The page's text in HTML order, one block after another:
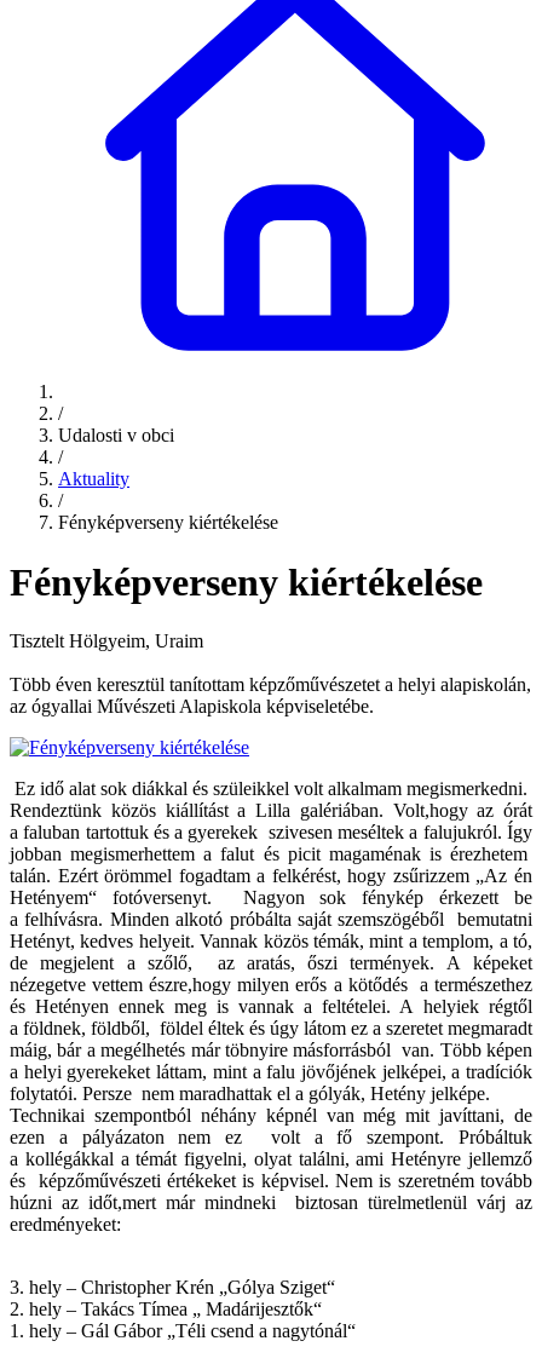
/
Udalosti v obci
/
Aktuality
/
Fényképverseny kiértékelése
Fényképverseny kiértékelése
Tisztelt Hölgyeim, Uraim
Több éven keresztül tanítottam képzőművészetet a helyi alapiskolán,
az ógyallai Művészeti Alapiskola képviseletébe.
Ez idő alat sok diákkal és szüleikkel volt alkalmam megismerkedni.
Rendeztünk közös kiállítást a Lilla galériában. Volt,hogy az órát
a faluban tartottuk és a gyerekek szivesen meséltek a falujukról. Így
jobban megismerhettem a falut és picit magaménak is érezhetem
talán. Ezért örömmel fogadtam a felkérést, hogy zsűrizzem „Az én
Hetényem“ fotóversenyt. Nagyon sok fénykép érkezett be
a felhívásra. Minden alkotó próbálta saját szemszögéből bemutatni
Hetényt, kedves helyeit. Vannak közös témák, mint a templom, a tó,
de megjelent a szőlő, az aratás, őszi termények. A képeket
nézegetve vettem észre,hogy milyen erős a kötődés a természethez
és Hetényen ennek meg is vannak a feltételei. A helyiek régtől
a földnek, földből, földel éltek és úgy látom ez a szeretet megmaradt
máig, bár a megélhetés már töbnyire másforrásból van. Több képen
a helyi gyerekeket láttam, mint a falu jövőjének jelképei, a tradíciók
folytatói. Persze nem maradhattak el a gólyák, Hetény jelképe.
Technikai szempontból néhány képnél van még mit javíttani, de
ezen a pályázaton nem ez volt a fő szempont. Próbáltuk
a kollégákkal a témát figyelni, olyat találni, ami Hetényre jellemző
és képzőművészeti értékeket is képvisel. Nem is szeretném tovább
húzni az időt,mert már mindneki biztosan türelmetlenül várj az
eredményeket:
3. hely – Christopher Krén „Gólya Sziget“
2. hely – Takács Tímea „ Madárijesztők“
1. hely – Gál Gábor „Téli csend a nagytónál“